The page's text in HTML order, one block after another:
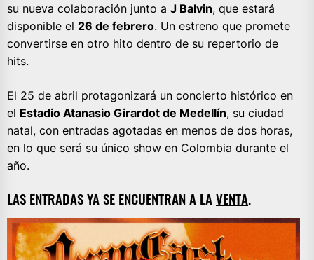
su nueva colaboración junto a J Balvin, que estará
disponible el 26 de febrero. Un estreno que promete
convertirse en otro hito dentro de su repertorio de
hits.
El 25 de abril protagonizará un concierto histórico en
el Estadio Atanasio Girardot de Medellín, su ciudad
natal, con entradas agotadas en menos de dos horas,
en lo que será su único show en Colombia durante el
año.
LAS ENTRADAS YA SE ENCUENTRAN A LAVENTA.